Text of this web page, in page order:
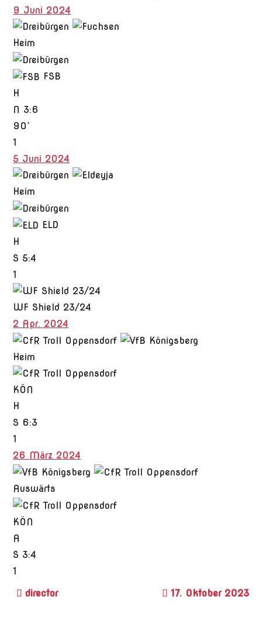
9 Juni 2024
Heim
FSB
H
N 3:6
90`
1
5 Juni 2024
Heim
ELD
H
S 5:4
1
WF Shield 23/24
2 Apr. 2024
Heim
KÖN
H
S 6:3
1
26 März 2024
Auswärts
KÖN
A
S 3:4
1
17. Oktober 2023